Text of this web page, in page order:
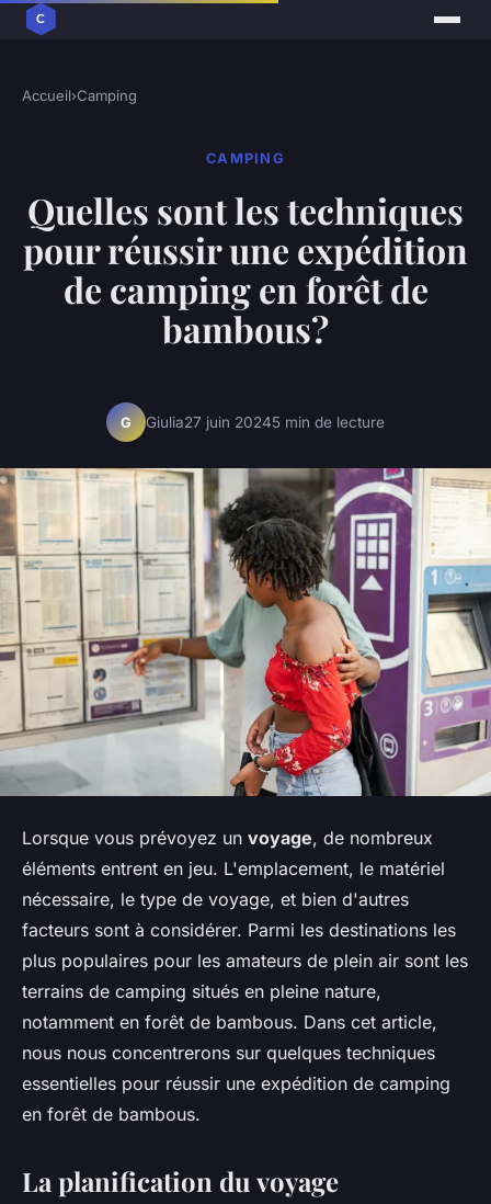
Accueil›Camping
CAMPING
Quelles sont les techniques
pour réussir une expédition
de camping en forêt de
bambous?
G Giulia27 juin 20245 min de lecture
Lorsque vous prévoyez un voyage, de nombreux
éléments entrent en jeu. L'emplacement, le matériel
nécessaire, le type de voyage, et bien d'autres
facteurs sont à considérer. Parmi les destinations les
plus populaires pour les amateurs de plein air sont les
terrains de camping situés en pleine nature,
notamment en forêt de bambous. Dans cet article,
nous nous concentrerons sur quelques techniques
essentielles pour réussir une expédition de camping
en forêt de bambous.
La planification du voyage